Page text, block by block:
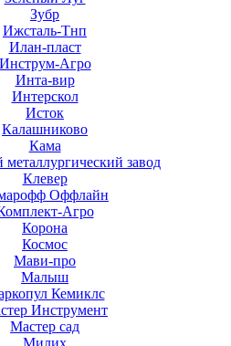
Зубр
Ижсталь-Тнп
Илан-пласт
Инструм-Агро
Инта-вир
Интерскол
Исток
Калашниково
Кама
металлургический завод
Клевер
Оффлайн
Агро
Корона
Космос
Мави-про
Малыш
Кемиклс
Инструмент
Мастер сад
Милих